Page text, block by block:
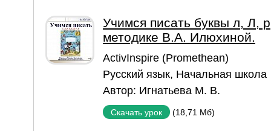
Учимся писать буквы л, Л,
методике В.А. Илюхиной.
ActivInspire (Promethean)
Русский язык, Начальная школа
Автор: Игнатьева М. В.
Скачать урок (18,71 Мб)